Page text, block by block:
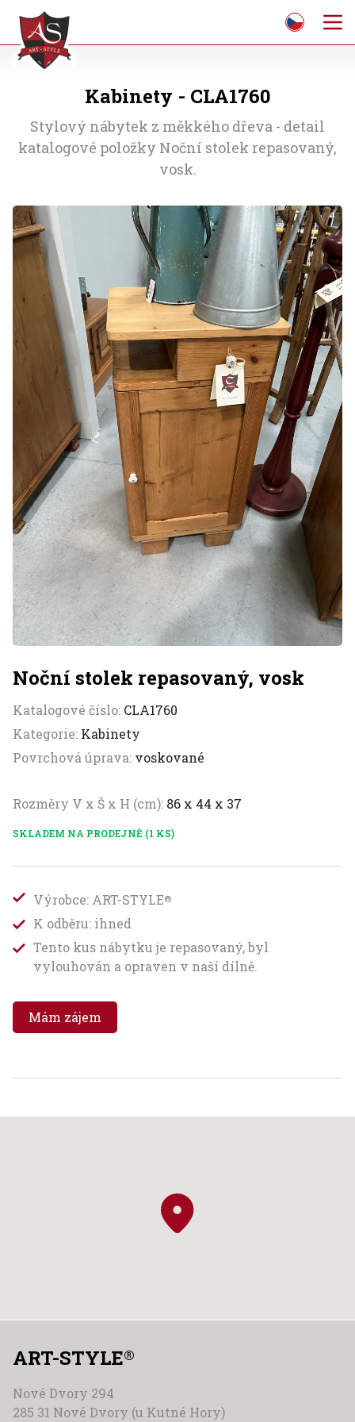
Kabinety - CLA1760
Stylový nábytek z měkkého dřeva - detail
katalogové položky Noční stolek repasovaný,
vosk.
Noční stolek repasovaný, vosk
Katalogové číslo: CLA1760
Kategorie: Kabinety
Povrchová úprava: voskované
Rozměry V x Š x H (cm): 86 x 44 x 37
SKLADEM NA PRODEJNĚ (1 KS)
Výrobce: ART-STYLE®
K odběru: ihned
Tento kus nábytku je repasovaný, byl
vylouhován a opraven v naší dílně.
Mám zájem
ART-STYLE®
Nové Dvory 294
285 31 Nové Dvory (u Kutné Hory)